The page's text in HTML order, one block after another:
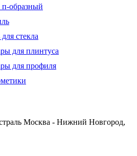
образный
стекла
для плинтуса
для профиля
Москва - Нижний Новгород,